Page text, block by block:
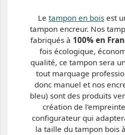
Le tampon en bois est
tampon encreur. Nos
fabriqués à 100% en
fois écologique,
qualité, ce tampon sera
tout marquage
donc manuel et nos
bleu) sont des produits
création de
configurateur qui
la taille du tampon bois